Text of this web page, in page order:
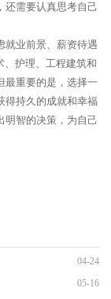
还需要认真思考自己
就业前景、薪资待遇
、护理、工程建筑和
最重要的是，选择一
得持久的成就和幸福
明智的决策，为自己
04-24
05-16